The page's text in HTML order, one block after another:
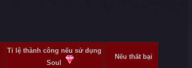
Tỉ lệ thành công nếu sử dụng
Soul
Nếu thất bại